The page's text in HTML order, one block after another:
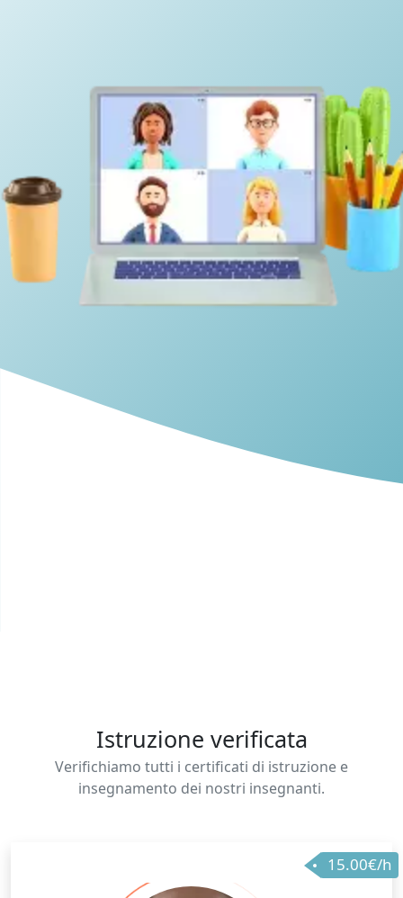
Istruzione verificata
Verifichiamo tutti i certificati di istruzione e
insegnamento dei nostri insegnanti.
15.00€/h